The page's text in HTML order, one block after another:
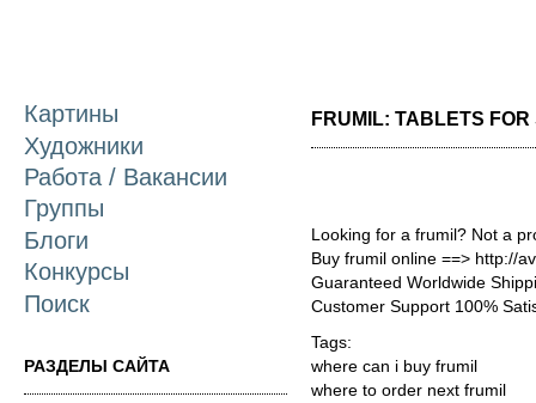
Картины
Художники
Работа / Вакансии
Группы
Блоги
Конкурсы
Поиск
РАЗДЕЛЫ САЙТА
FRUMIL: TABLETS FOR
Looking for a frumil? Not a
Buy frumil online ==> http://
Guaranteed Worldwide
Customer Support 100%
Tags:
where can i buy frumil
where to order next frumil